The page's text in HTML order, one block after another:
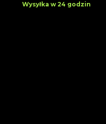
Wysyłka w 24 godzin